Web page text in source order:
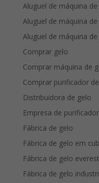
Aluguel de máquina
Aluguel de máquina
Aluguel de máquina
Comprar gelo
Comprar máquina de
Comprar purificador
Distribuidora de gelo
Empresa de
Fábrica de gelo
Fábrica de gelo em
Fábrica de gelo everest
Fábrica de gelo